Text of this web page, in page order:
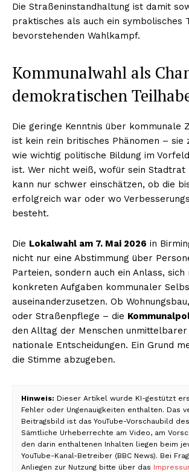
Die Straßeninstandhaltung ist damit
praktisches als auch ein symbolisches
bevorstehenden Wahlkampf.
Kommunalwahl als
demokratischen
Die geringe Kenntnis über kommunale
ist kein rein britisches Phänomen – sie
wie wichtig politische Bildung im
ist. Wer nicht weiß, wofür sein Stadtrat
kann nur schwer einschätzen, ob die
erfolgreich war oder wo
besteht.
Die Lokalwahl am 7. Mai 2026 in
nicht nur eine Abstimmung über
Parteien, sondern auch ein Anlass, sich
konkreten Aufgaben kommunaler
auseinanderzusetzen. Ob
oder Straßenpflege – die
den Alltag der Menschen
nationale Entscheidungen. Ein Grund
die Stimme abzugeben.
Hinweis: Dieser Artikel wurde KI-gestützt
Fehler oder Ungenauigkeiten enthalten. Das
Beitragsbild ist das YouTube-Vorschaubild
Sämtliche Urheberrechte am Video, am
den darin enthaltenen Inhalten liegen beim
YouTube-Kanal-Betreiber (BBC News). Bei
Anliegen zur Nutzung bitte über das